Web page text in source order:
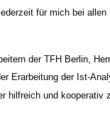
für mich bei allen
der TFH Berlin,
Erarbeitung der Ist-
hilfreich und kooperativ